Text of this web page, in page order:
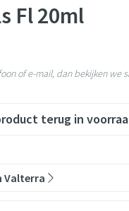
Fl 20ml
terug in
of e-mail, dan bekijken we
Valterra